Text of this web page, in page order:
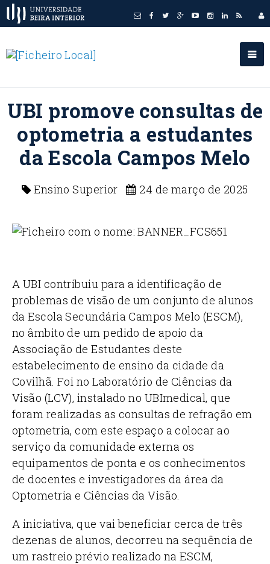
UBI promove consultas de
optometria a estudantes
da Escola Campos Melo
Ensino Superior 24 de março de 2025
A UBI contribuiu para a identificação de
problemas de visão de um conjunto de alunos
da Escola Secundária Campos Melo (ESCM),
no âmbito de um pedido de apoio da
Associação de Estudantes deste
estabelecimento de ensino da cidade da
Covilhã. Foi no Laboratório de Ciências da
Visão (LCV), instalado no UBImedical, que
foram realizadas as consultas de refração em
optometria, com este espaço a colocar ao
serviço da comunidade externa os
equipamentos de ponta e os conhecimentos
de docentes e investigadores da área da
Optometria e Ciências da Visão.
A iniciativa, que vai beneficiar cerca de três
dezenas de alunos, decorreu na sequência de
um rastreio prévio realizado na ESCM,